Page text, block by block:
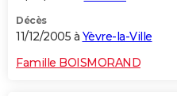
Décès
11/12/2005 à Yèvre-la-Ville
Famille BOISMORAND